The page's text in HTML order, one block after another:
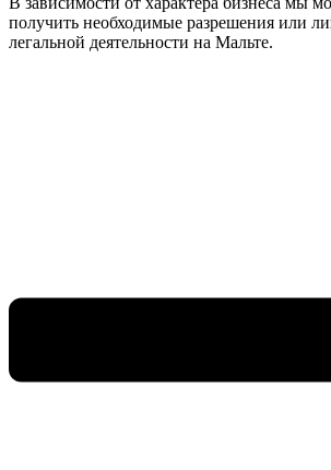
получить необходимые разрешения или
легальной деятельности на Мальте.